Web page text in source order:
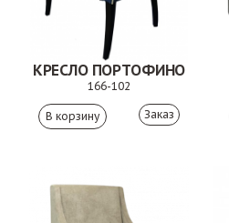
КРЕСЛО ПОРТОФИНО
166-102
Заказ